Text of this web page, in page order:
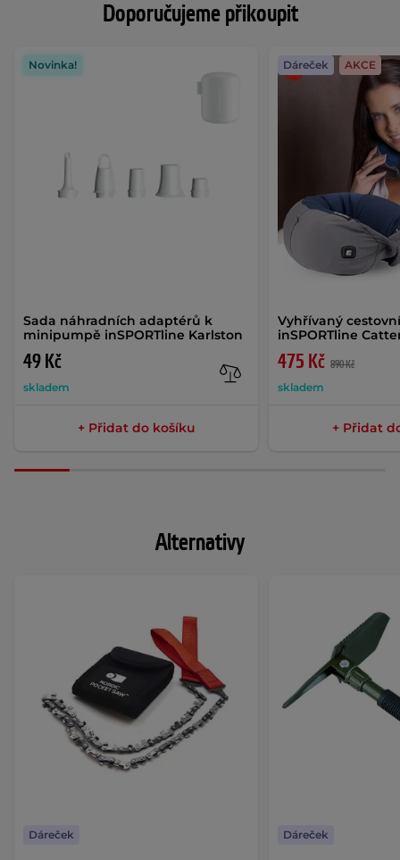
Doporučujeme přikoupit
Sada náhradních adaptérů k
minipumpě inSPORTline Karlston
49 Kč
skladem
Novinka!
+ Přidat do košíku
Vyhřívaný
inSPORTline
475 Kč 890 Kč
skladem
Dáreček AKCE
+ Přidat
Alternativy
Dáreček Dáreček